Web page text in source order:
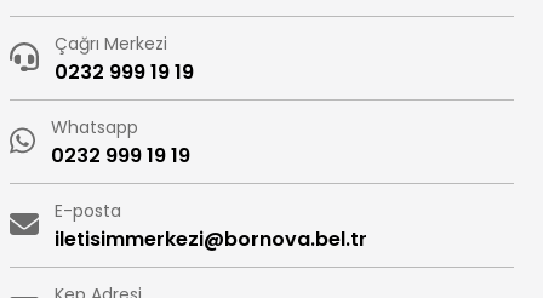
Çağrı Merkezi
0232 999 19 19
Whatsapp
0232 999 19 19
E-posta
iletisimmerkezi@bornova.bel.tr